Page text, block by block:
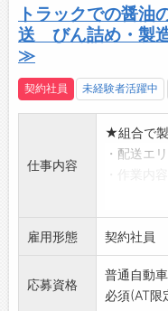
トラックでの醤油
送 びん詰め・製
≫
契約社員 未経験者活躍中
仕事内容
★組合で
・配送エ
ルートは
空いてる
★醤油の
・工場内
り)など
雇用形態 契約社員
応募資格
普通自動
必須(AT限